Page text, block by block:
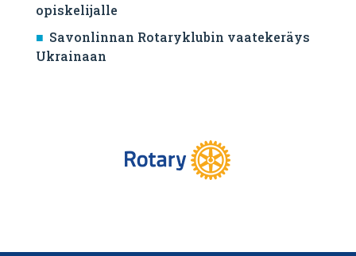
opiskelijalle
Savonlinnan Rotaryklubin vaatekeräys
Ukrainaan